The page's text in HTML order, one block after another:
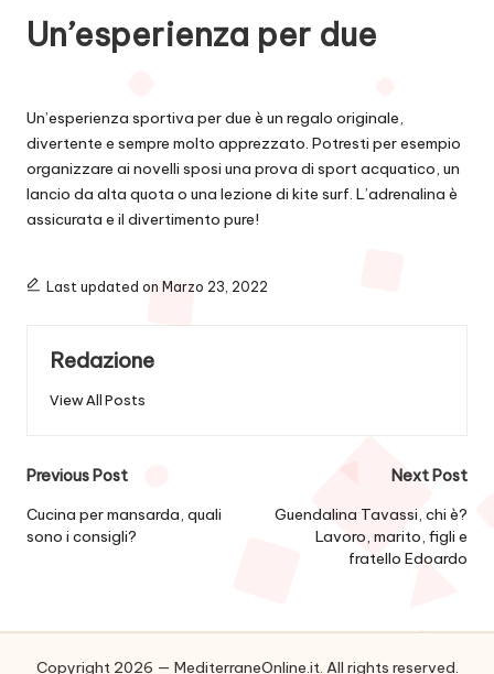
Un’esperienza per due
Un’esperienza sportiva per due è un regalo originale,
divertente e sempre molto apprezzato. Potresti per esempio
organizzare ai novelli sposi una prova di sport acquatico, un
lancio da alta quota o una lezione di kite surf. L’adrenalina è
assicurata e il divertimento pure!
Last updated on Marzo 23, 2022
Redazione
View All Posts
Post
navigation
Previous Post
Cucina per mansarda, quali
sono i consigli?
Next Post
Guendalina Tavassi, chi è?
Lavoro, marito, figli e
fratello Edoardo
Copyright 2026 — MediterraneOnline.it. All rights reserved.